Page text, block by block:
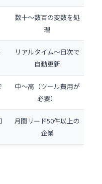
数十〜数百の変数を処
理
リアルタイム〜日次で
自動更新
中〜高（ツール費用が
必要）
月間リード50件以上の
企業